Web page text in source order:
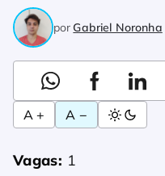
porGabriel Noronha
A + A −
Vagas: 1